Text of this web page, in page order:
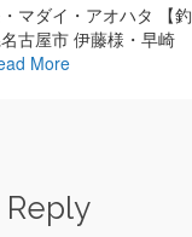
・マダイ・アオハタ 【釣
古屋市 伊藤様・早崎
More
Reply